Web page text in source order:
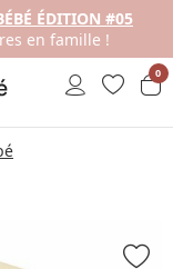
ÉDITION #05
en famille !
0